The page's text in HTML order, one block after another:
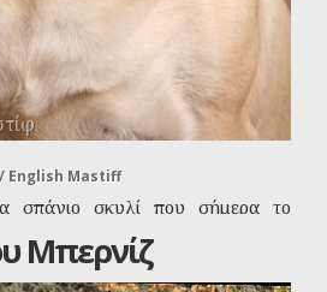
/ English Mastiff
σπάνιο σκυλί που σήμερα το
στην Αμερική και λιγότερο στην
ένας καλόκαρδος γίγαντας που
Μπερνίζ